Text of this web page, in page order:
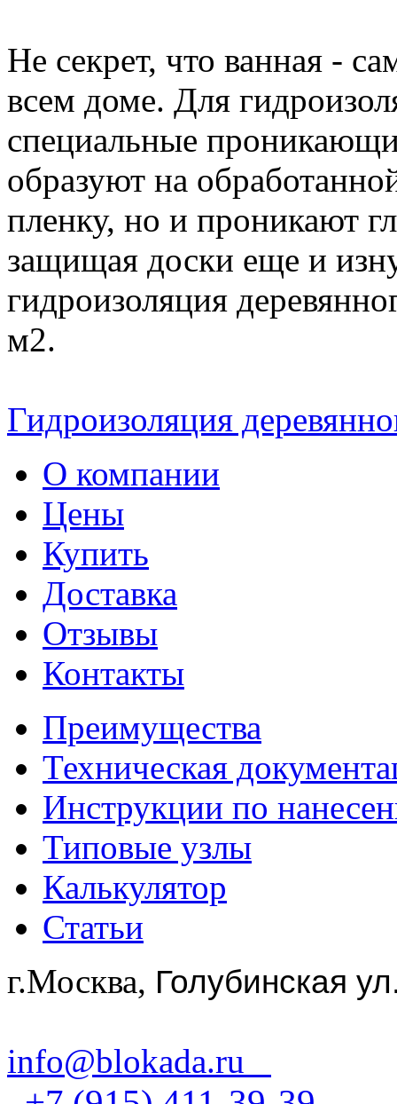
Не секрет, что ванная -
всем доме. Для
специальные
образуют на
пленку, но и проникают
защищая доски еще и
гидроизоляция
м2.
Гидроизоляция
О компании
Цены
Купить
Доставка
Отзывы
Контакты
Преимущества
Техническая
Инструкции по
Типовые узлы
Калькулятор
Статьи
г.Москва, Голубинская
info@blokada.ru